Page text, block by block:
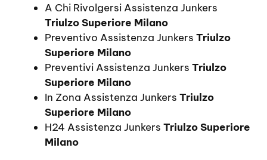
A Chi Rivolgersi Assistenza Junkers
Triulzo Superiore Milano
Preventivo Assistenza Junkers Triulzo
Superiore Milano
Preventivi Assistenza Junkers Triulzo
Superiore Milano
In Zona Assistenza Junkers Triulzo
Superiore Milano
H24 Assistenza Junkers Triulzo Superiore
Milano